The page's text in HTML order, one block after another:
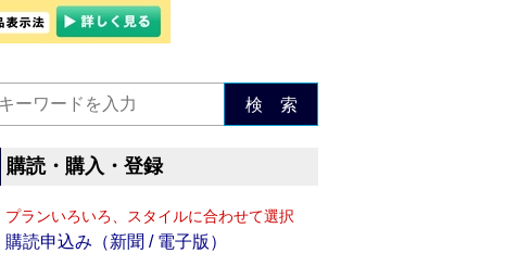
検 索
購読・購入・登録
プランいろいろ、スタイルに合わせて選択
購読申込み（新聞 / 電子版）